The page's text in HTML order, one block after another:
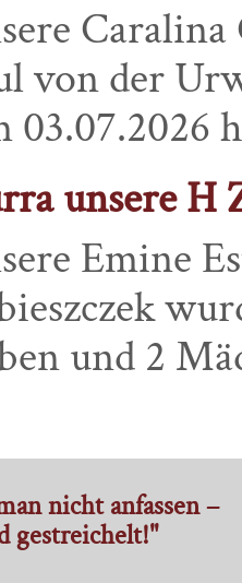
von der
03.07.2026
unsere H
Emine
und 2
nicht anfassen –
gestreichelt!"